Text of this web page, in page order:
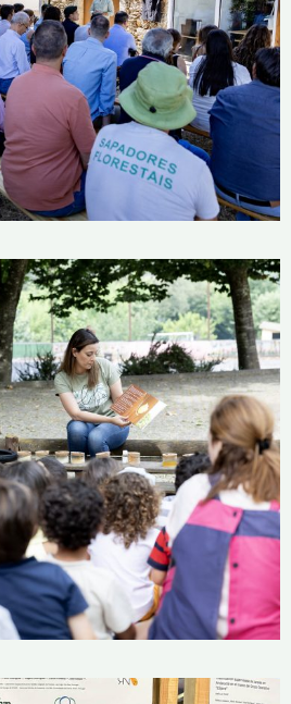
Academia do
livro infantil «A